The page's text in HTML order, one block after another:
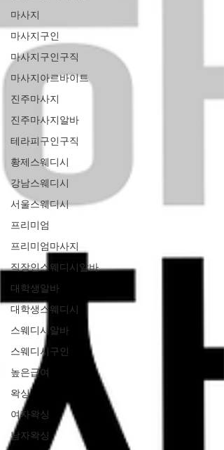
마사지
마사지구인
마사지구인구직
마사지아르바이트
진주마사지
진주마사지알바
테라피구인구직
황제스웨디시
강남스웨디시
서울스웨디시
프리미엄
프리미엄마사지
직장인스웨디시알바
대학생알바
대학생스웨디시
스웨디시알바
스웨디시구인
높은급여
왁싱
여자왁싱
남자왁싱